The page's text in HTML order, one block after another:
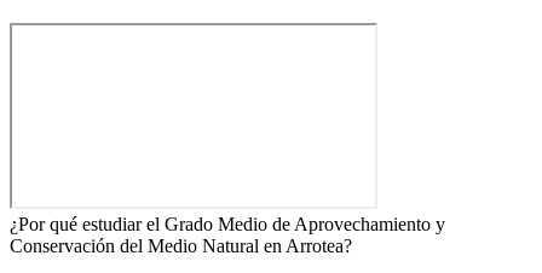
¿Por qué estudiar el Grado Medio de Aprovechamiento y
Conservación del Medio Natural en Arrotea?